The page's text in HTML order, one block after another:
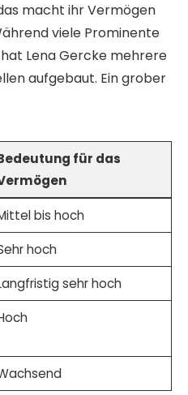
macht ihr Vermögen
viele Prominente
Lena Gercke mehrere
aufgebaut. Ein grober
für das
bis hoch
hoch
sehr hoch